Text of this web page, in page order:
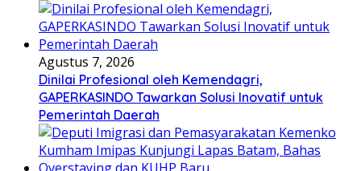
Agustus 7, 2026
Dinilai Profesional oleh Kemendagri,
GAPERKASINDO Tawarkan Solusi Inovatif untuk
Pemerintah Daerah